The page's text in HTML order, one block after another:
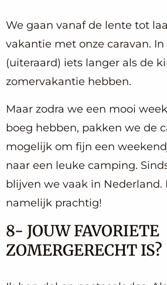
We gaan vanaf de lente tot
vakantie met onze caravan.
(uiteraard) iets langer als de
zomervakantie hebben.
Maar zodra we een mooi
boeg hebben, pakken we de
mogelijk om fijn een
naar een leuke camping.
blijven we vaak in Nederland.
namelijk prachtig!
8- JOUW FAVORIETE
ZOMERGERECHT IS?